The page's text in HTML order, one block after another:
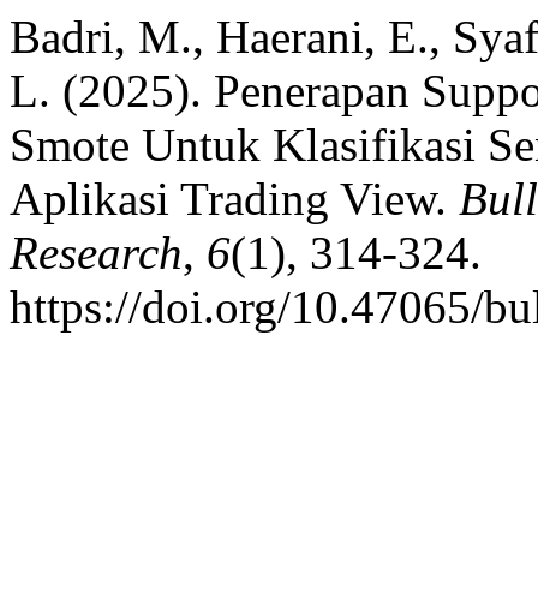
Badri, M., Haerani, E.,
L. (2025). Penerapan
Smote Untuk Klasifikasi
Aplikasi Trading View.
Research, 6(1), 314-324.
https://doi.org/10.47065/